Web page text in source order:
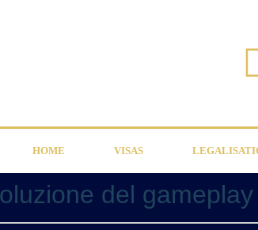
HOME VISAS
del